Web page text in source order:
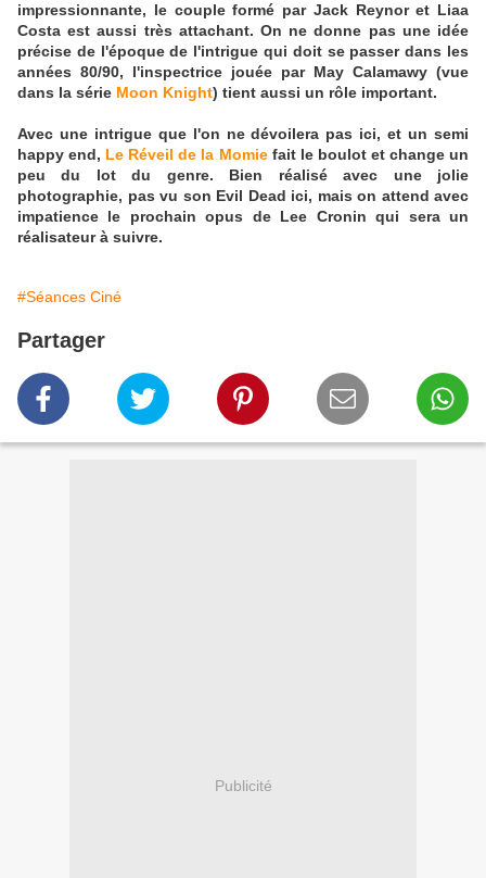
impressionnante, le couple formé par Jack Reynor et Liaa
Costa est aussi très attachant. On ne donne pas une idée
précise de l'époque de l'intrigue qui doit se passer dans les
années 80/90, l'inspectrice jouée par May Calamawy (vue
dans la série Moon Knight) tient aussi un rôle important.
Avec une intrigue que l'on ne dévoilera pas ici, et un semi
happy end, Le Réveil de la Momiefait le boulot et change un
peu du lot du genre. Bien réalisé avec une jolie
photographie, pas vu son Evil Dead ici, mais on attend avec
impatience le prochain opus de Lee Cronin qui sera un
réalisateur à suivre.
#Séances Ciné
Partager
Publicité